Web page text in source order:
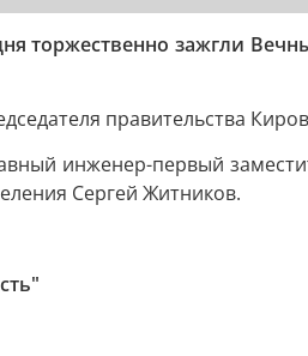
торжественно зажгли
правительства
инженер-первый
Сергей Житников.